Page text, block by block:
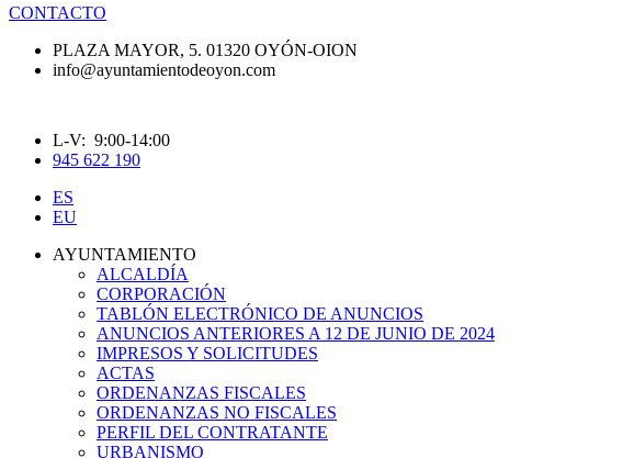
CONTACTO
PLAZA MAYOR, 5. 01320 OYÓN-OION
info@ayuntamientodeoyon.com
L-V: 9:00-14:00
945 622 190
ES
EU
AYUNTAMIENTO
ALCALDÍA
CORPORACIÓN
TABLÓN ELECTRÓNICO DE ANUNCIOS
ANUNCIOS ANTERIORES A 12 DE JUNIO DE 2024
IMPRESOS Y SOLICITUDES
ACTAS
ORDENANZAS FISCALES
ORDENANZAS NO FISCALES
PERFIL DEL CONTRATANTE
URBANISMO